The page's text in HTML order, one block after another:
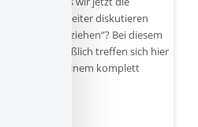
nicht mehr weiter diskutieren
erziehen“? Bei diesem
und her, schließlich treffen sich hier
Oft mit einem komplett